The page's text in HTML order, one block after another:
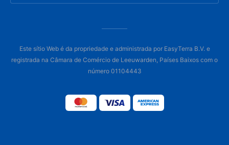
Este sítio Web é da propriedade e administrada por EasyTerra B.V. e
registrada na Câmara de Comércio de Leeuwarden, Países Baixos com o
número 01104443